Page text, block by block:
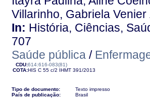
Villarinho, Gabriela
In: História, Ciências,
707
Saúde pública /
CDU:614:616-083(81)
COTA:HIS C 55 c/2 IHMT 391/2013
Tipo de documento:
Texto impresso
País de publicação:
Brasil